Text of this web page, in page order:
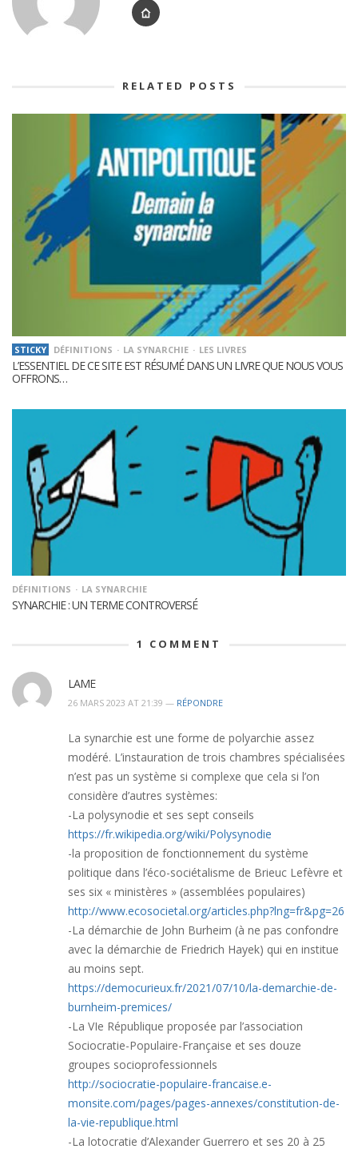
RELATED POSTS
STICKY DÉFINITIONS LA SYNARCHIE LES LIVRES
L’ESSENTIEL DE CE SITE EST RÉSUMÉ DANS UN LIVRE QUE NOUS VOUS
OFFRONS…
DÉFINITIONS LA SYNARCHIE
SYNARCHIE : UN TERME CONTROVERSÉ
1 COMMENT
LAME
26 MARS 2023 AT 21:39 — RÉPONDRE
La synarchie est une forme de polyarchie assez
modéré. L’instauration de trois chambres spécialisées
n’est pas un système si complexe que cela si l’on
considère d’autres systèmes:
-La polysynodie et ses sept conseils
https://fr.wikipedia.org/wiki/Polysynodie
-la proposition de fonctionnement du système
politique dans l’éco-sociétalisme de Brieuc Lefèvre et
ses six « ministères » (assemblées populaires)
http://www.ecosocietal.org/articles.php?lng=fr&pg=26
-La démarchie de John Burheim (à ne pas confondre
avec la démarchie de Friedrich Hayek) qui en institue
au moins sept.
https://democurieux.fr/2021/07/10/la-demarchie-de-
burnheim-premices/
-La VIe République proposée par l’association
Sociocratie-Populaire-Française et ses douze
groupes socioprofessionnels
http://sociocratie-populaire-francaise.e-
monsite.com/pages/pages-annexes/constitution-de-
la-vie-republique.html
-La lotocratie d’Alexander Guerrero et ses 20 à 25